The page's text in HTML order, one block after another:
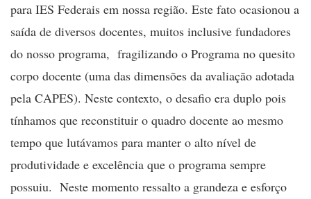
para IES Federais em nossa região. Este fato ocasionou a
saída de diversos docentes, muitos inclusive fundadores
do nosso programa, fragilizando o Programa no quesito
corpo docente (uma das dimensões da avaliação adotada
pela CAPES). Neste contexto, o desafio era duplo pois
tínhamos que reconstituir o quadro docente ao mesmo
tempo que lutávamos para manter o alto nível de
produtividade e excelência que o programa sempre
possuiu. Neste momento ressalto a grandeza e esforço